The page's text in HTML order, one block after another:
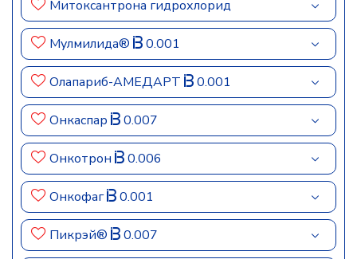
Митоксантрона гидрохлорид
Мулмилида® 0.001
Олапариб-АМЕДАРТ 0.001
Онкаспар 0.007
Онкотрон 0.006
Онкофаг 0.001
Пикрэй® 0.007